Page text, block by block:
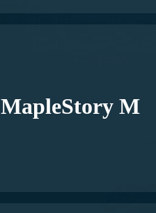
MapleStory M